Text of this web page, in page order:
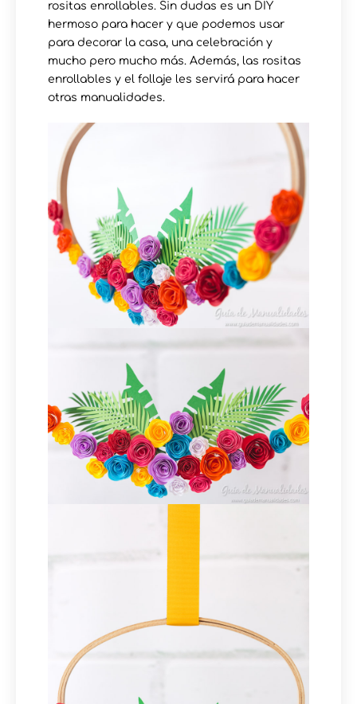
rositas enrollables. Sin dudas es un DIY
hermoso para hacer y que podemos usar
para decorar la casa, una celebración y
mucho pero mucho más. Además, las rositas
enrollables y el follaje les servirá para hacer
otras manualidades.